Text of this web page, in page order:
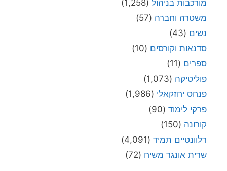
מורכבות בניהול (1,258)
משטרה וחברה (57)
נשים (43)
סדנאות וקורסים (10)
ספרים (11)
פוליטיקה (1,073)
פנחס יחזקאלי (1,986)
פרקי לימוד (90)
קורונה (150)
רלוונטיים תמיד (4,091)
שרית אונגר משיח (72)